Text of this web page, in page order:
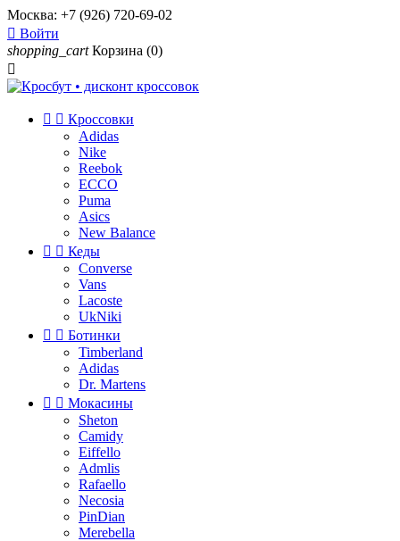
Москва: +7 (926) 720-69-02
 Войти
shopping_cart Корзина (0)

  Кроссовки
Adidas
Nike
Reebok
ECCO
Puma
Asics
New Balance
  Кеды
Converse
Vans
Lacoste
UkNiki
  Ботинки
Timberland
Adidas
Dr. Martens
  Мокасины
Sheton
Camidy
Eiffello
Admlis
Rafaello
Necosia
PinDian
Merebella